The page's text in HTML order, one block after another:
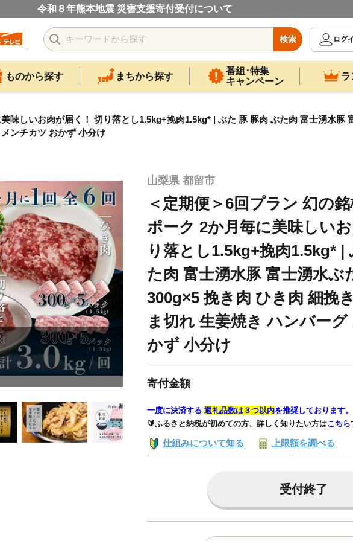
令和８年熊本地震 災害支援寄付受付について
検索
ログ
ものから探す まちから探す
番組･特集
キャンペーン
ラ
味しいお肉が届く！ 切り落とし1.5kg+挽肉1.5kg* | ぶた 豚 豚肉 ぶた肉 富士湧水豚
ンチカツ おかず 小分け
山梨県 都留市
＜定期便＞6回プラン 幻の
ポーク 2か月毎に美味しい
り落とし1.5kg+挽肉1.5kg* |
た肉 富士湧水豚 富士湧水ぶ
300g×5 挽き肉 ひき肉 細挽
ま切れ 生姜焼き ハンバー
かず 小分け
寄付金額
一度に決済する 返礼品数は３つ以内を推奨しております。
🔰ふるさと納税が初めての方、詳しく知りたい方はこちら
仕組みについて知る 上限額を調べる
受付終了